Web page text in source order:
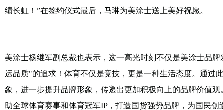
绩长虹！”在签约仪式最后，马琳为美涂士送上美好祝愿。
美涂士杨继军副总裁也表示，这一高光时刻不仅是美涂士品
运品质"的追求！体育不仅是竞技，更是一种生活态度。通过
象，进一步提升品牌形象，传递出更加积极向上的品牌价值
助全球体育赛事和体育冠军IP，打造国货强势品牌，为国民